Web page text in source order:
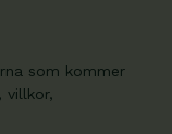
som kommer
villkor,